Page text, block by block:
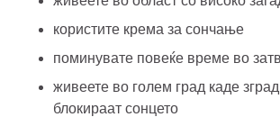
користите крема за сончање
поминувате повеќе време во
живеете во голем град каде
блокираат сонцето